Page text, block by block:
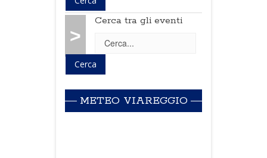
>
Cerca tra gli eventi
METEO VIAREGGIO